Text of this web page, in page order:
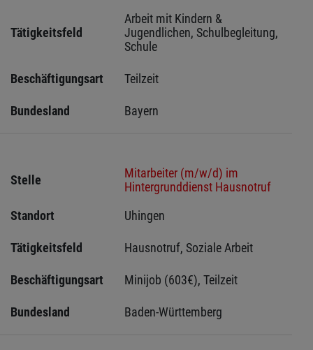
Tätigkeitsfeld
Arbeit mit Kindern &
Jugendlichen, Schulbegleitung,
Schule
Beschäftigungsart Teilzeit
Bundesland Bayern
Stelle
Mitarbeiter (m/w/d) im
Hintergrunddienst Hausnotruf
Standort
Uhingen
Tätigkeitsfeld Hausnotruf, Soziale Arbeit
Beschäftigungsart Minijob (603€), Teilzeit
Bundesland Baden-Württemberg